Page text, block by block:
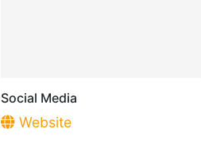
Social Media
Website